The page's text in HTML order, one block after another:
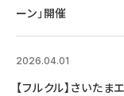
ーン」開催
2026.04.01
【フルクル】さいた